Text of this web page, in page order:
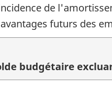
de
futurs des
budgétaire